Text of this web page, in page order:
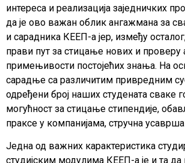
интереса и реализација заједничких
да је ово важан облик ангажмана за
и сарадника КЕЕП-а јер, између
прави пут за стицање нових и проверу
примењивости постојећих знања. На
сарадње са различитим привредним
одређени број наших студената сваке
могућност за стицање стипендије,
праксе у компанијама, стручна
Једна од важних карактеристика
студијским модулима КЕЕП-а је и та да